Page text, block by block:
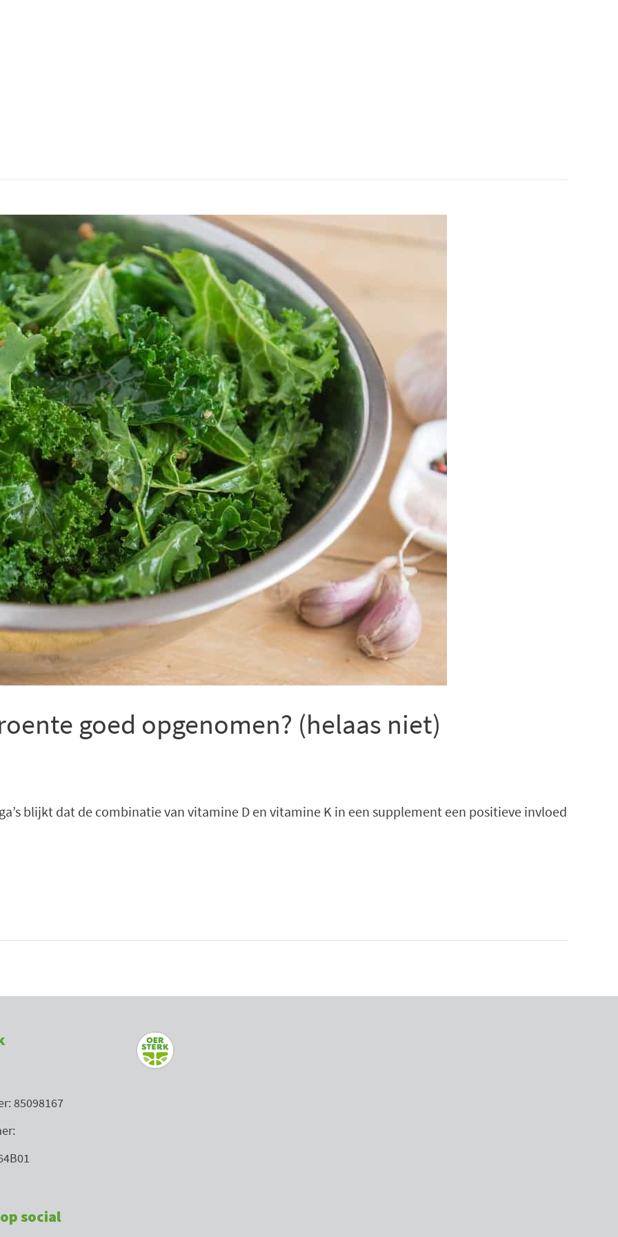
goed opgenomen? (helaas niet)
blijkt dat de combinatie van vitamine D en vitamine K in een supplement een positieve invloed
85098167
social